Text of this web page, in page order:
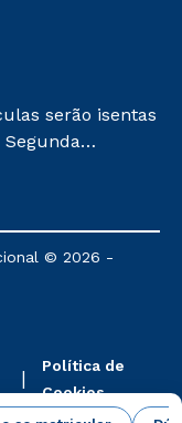
serão isentas
será de R$
Ensino
e Metodologia
© 2026 -
Política de
Cookies